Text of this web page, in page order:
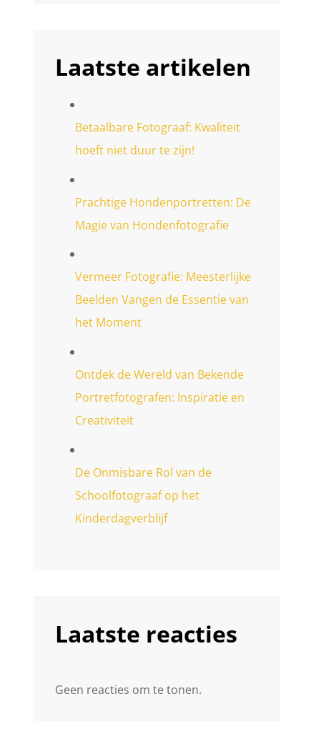
Laatste artikelen
Betaalbare Fotograaf: Kwaliteit
hoeft niet duur te zijn!
Prachtige Hondenportretten: De
Magie van Hondenfotografie
Vermeer Fotografie: Meesterlijke
Beelden Vangen de Essentie van
het Moment
Ontdek de Wereld van Bekende
Portretfotografen: Inspiratie en
Creativiteit
De Onmisbare Rol van de
Schoolfotograaf op het
Kinderdagverblijf
Laatste reacties
Geen reacties om te tonen.